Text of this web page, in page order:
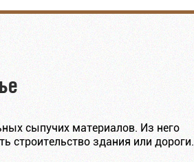
сыпучих материалов. Из него
строительство здания или дороги.